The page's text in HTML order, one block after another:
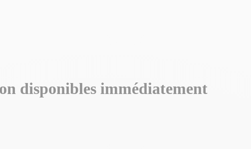
disponibles immédiatement